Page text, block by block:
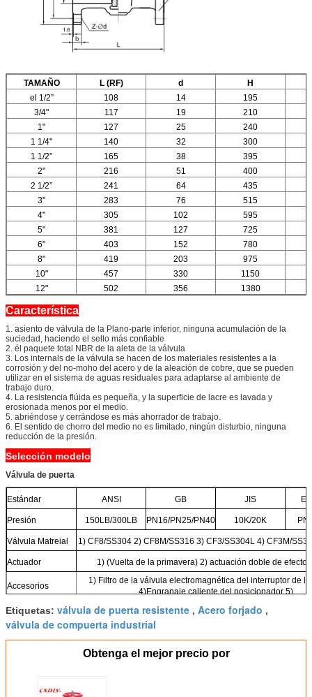
TAMAÑO L (RF) d
H
el 1/2”
108 14
195
3/4"
117 19
210
1"
127 25
240
1 1/4"
140 32
300
1 1/2”
165 38
395
2"
216 51
400
2 1/2”
241 64
435
3"
283 76
515
4"
305 102
595
5"
381 127
725
6"
403 152
780
8"
419 203 975
10"
457 330 1150
12"
502 356 1380
Característica
1. asiento de válvula de la Plano-parte inferior, ninguna acumulación de la
suciedad, haciendo el sello más confiable
2. él paquete total NBR de la aleta de la válvula
3. Los internals de la válvula se hacen de los materiales resistentes a la
corrosión y del no-moho del acero y de la aleación de cobre, que se pueden
utilizar en el sistema de aguas residuales para adaptarse al ambiente de
trabajo duro.
4. La resistencia flúida es pequeña, y la superficie de lacre es lavada y
erosionada menos por el medio.
5. abriéndose y cerrándose es más ahorrador de trabajo.
6. El sentido de chorro del medio no es limitado, ningún disturbio, ninguna
reducción de la presión.
Selección modelo
Válvula de puerta
Estándar ANSI GB JIS
Presión 150LB/300LB PN16/PN25/PN40 10K/20K
Válvula Matreial 1) CF8/SS304 2) CF8M/SS316 3) CF3/SS304L 4) CF3M/
Actuador 1) (Vuelta de la primavera) 2) actuación doble de efecto
Accesorios
1) Filtro de la válvula electromagnética del interruptor de
4)Engranaje caliente del posicionador 5)
Etiquetas: válvula de puerta resistente , Acero forjado ,
válvula de compuerta industrial
Obtenga el mejor precio por